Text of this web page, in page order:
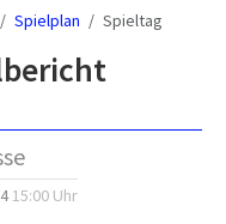
Spielplan Spieltag
15:00 Uhr